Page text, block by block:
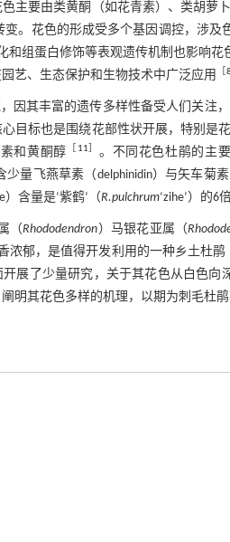
主要由类黄酮（如花青素）、类胡萝
。花色的形成受多个基因调控，涉及
和组蛋白修饰等表观遗传机制也影响花
艺、生态保护和生物技术中广泛应用
8
因其丰富的遗传多样性备受人们关注
目标也是围绕花部性状开展，特别是
和黄酮醇
11
。不同花色杜鹃的主
少量飞燕草素（delphinidin）与矢车菊素
）含量是‘紫鹤’（R.pulchrum‘zihe’）的6
（Rhododendron）马银花亚属（
浓郁，是值得开发利用的一种乡土杜鹃
开展了少量研究，关于其花色从白色向
明其花色多样的机理，以期为刺毛杜